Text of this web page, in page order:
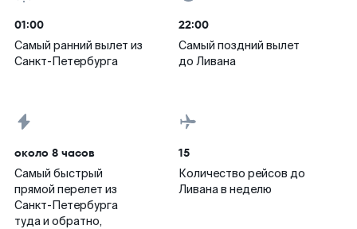
01:00
Самый ранний вылет из
Санкт-Петербурга
22:00
Самый поздний вылет
до Ливана
около 8 часов
Самый быстрый
прямой перелет из
Санкт-Петербурга
туда и обратно,
15
Количество рейсов до
Ливана в неделю